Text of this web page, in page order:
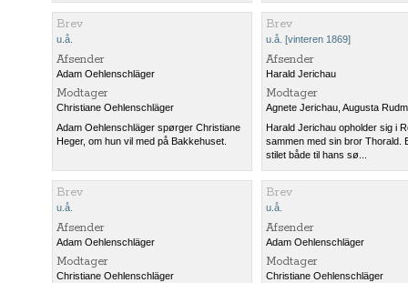
Brev
u.å.
Afsender
Adam Oehlenschläger
Modtager
Christiane Oehlenschläger
Adam Oehlenschläger spørger Christiane
Heger, om hun vil med på Bakkehuset.
Brev
u.å. [vinteren 1869]
Afsender
Harald Jerichau
Modtager
Agnete Jerichau Augusta
Harald Jerichau opholder sig i
sammen med sin bror Thorald.
stilet både til hans sø...
Brev
u.å.
Afsender
Adam Oehlenschläger
Modtager
Christiane Oehlenschläger
Brev
u.å.
Afsender
Adam Oehlenschläger
Modtager
Christiane Oehlenschläger